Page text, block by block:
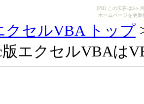
[PR] この広告は3ヶ
ホームページを更
クセルVBA トップ
版エクセルVBAは